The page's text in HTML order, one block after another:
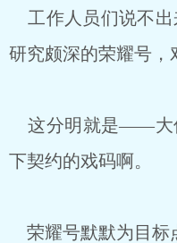
工作人员们说不出
研究颇深的荣耀号，
这分明就是——大
下契约的戏码啊。
荣耀号默默为目标